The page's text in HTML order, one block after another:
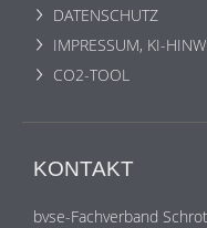
DATENSCHUTZ
IMPRESSUM, KI-
CO2-TOOL
KONTAKT
bvse-Fachverband